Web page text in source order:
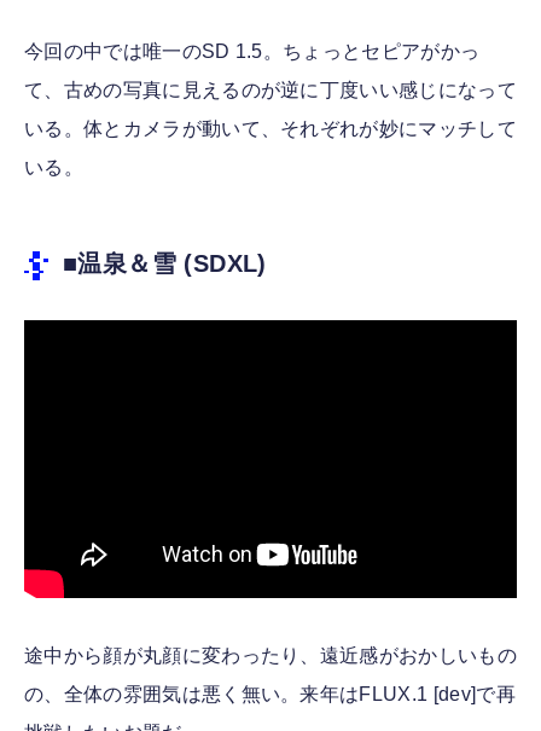
今回の中では唯一のSD 1.5。ちょっとセピアがかっ
て、古めの写真に見えるのが逆に丁度いい感じになって
いる。体とカメラが動いて、それぞれが妙にマッチして
いる。
■温泉＆雪 (SDXL)
途中から顔が丸顔に変わったり、遠近感がおかしいもの
の、全体の雰囲気は悪く無い。来年はFLUX.1 [dev]で再